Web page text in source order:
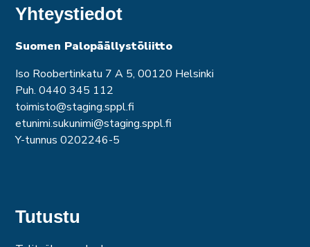
Yhteystiedot
Suomen Palopäällystöliitto
Iso Roobertinkatu 7 A 5, 00120 Helsinki
Puh. 0440 345 112
toimisto@staging.sppl.fi
etunimi.sukunimi@staging.sppl.fi
Y-tunnus 0202246-5
Tutustu